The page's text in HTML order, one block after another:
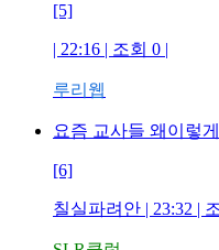
[5]
| 22:16 | 조회 0 |
루리웹
요즘 교사들 왜이렇
[6]
칠실파려안 | 23:32 |